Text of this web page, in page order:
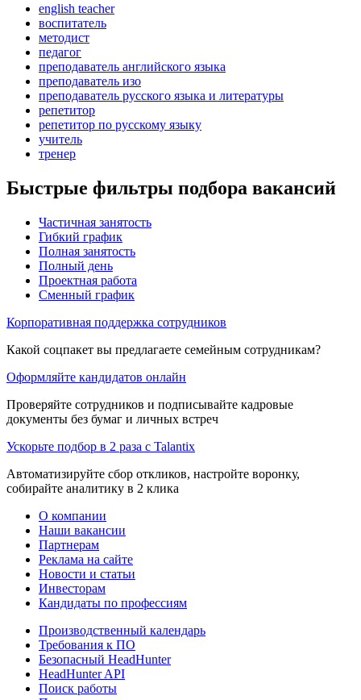
english teacher
воспитатель
методист
педагог
преподаватель английского языка
преподаватель изо
преподаватель русского языка и литературы
репетитор
репетитор по русскому языку
учитель
тренер
Быстрые фильтры подбора вакансий
Частичная занятость
Гибкий график
Полная занятость
Полный день
Проектная работа
Сменный график
Корпоративная поддержка сотрудников
Какой соцпакет вы предлагаете семейным сотрудникам?
Оформляйте кандидатов онлайн
Проверяйте сотрудников и подписывайте кадровые
документы без бумаг и личных встреч
Ускорьте подбор в 2 раза с Talantix
Автоматизируйте сбор откликов, настройте воронку,
собирайте аналитику в 2 клика
О компании
Наши вакансии
Партнерам
Реклама на сайте
Новости и статьи
Инвесторам
Кандидаты по профессиям
Производственный календарь
Требования к ПО
Безопасный HeadHunter
HeadHunter API
Поиск работы